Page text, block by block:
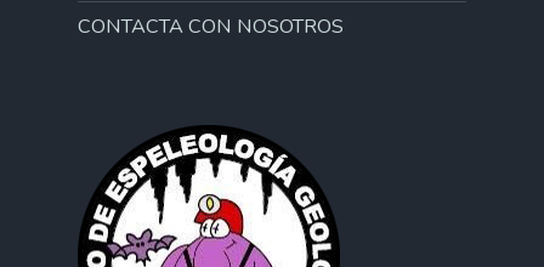
CONTACTA CON NOSOTROS